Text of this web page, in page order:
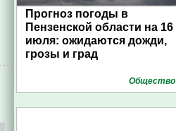
Прогноз погоды в
Пензенской области на 16
июля: ожидаются дожди,
грозы и град
Общество